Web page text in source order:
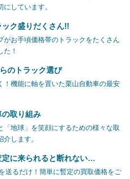
にしています。
ック盛りだくさん!!
がお手頃価格帯のトラックをたくさん
た！
のトラック選び
！機能に軸を置いた栗山自動車の最安
取り組み
「地球」を笑顔にするための様々な取
介します。
定に来られると断れない…
送るだけ！簡単に暫定の買取価格をご